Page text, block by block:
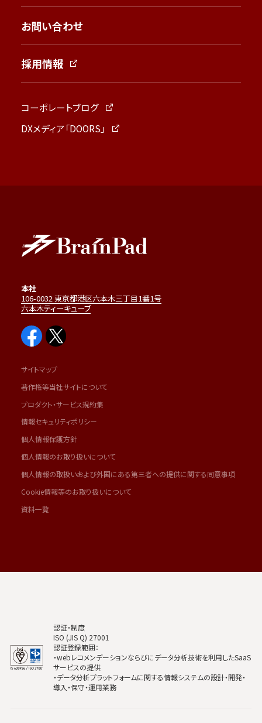
お問い合わせ
採用情報
コーポレートブログ
DXメディア「DOORS」
本社
106-0032 東京都港区六本木三丁目1番1号
六本木ティーキューブ
サイトマップ
著作権等当社サイトについて
プロダクト・サービス規約集
情報セキュリティポリシー
個人情報保護方針
個人情報のお取り扱いについて
個人情報の取扱いおよび外国にある第三者への提供に関する同意事項
Cookie情報等のお取り扱いについて
資料一覧
認証・制度
ISO (JIS Q) 27001
認証登録範囲：
・webレコメンデーションならびにデータ分析技術を利用したSaaS
サービスの提供
・データ分析プラットフォームに関する情報システムの設計・開発・
導入・保守・運用業務